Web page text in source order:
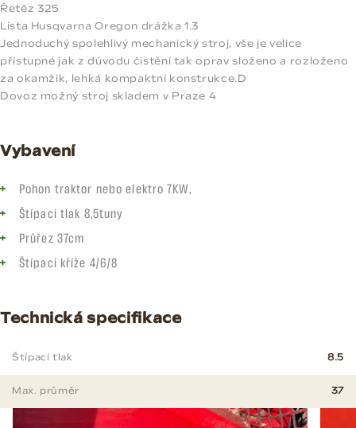
Řetěz 325
Lista Husqvarna Oregon drážka 1.3
Jednoduchý spolehlivý mechanický stroj, vše je velice
přístupné jak z důvodu čistění tak oprav složeno a rozloženo
za okamžik, lehká kompaktní konstrukce.D
Dovoz možný stroj skladem v Praze 4
Vybavení
Pohon traktor nebo elektro 7KW,
Štípací tlak 8,5tuny
Průřez 37cm
Štípací kříže 4/6/8
Technická specifikace
Štípací tlak 8.5
Max. průměr 37